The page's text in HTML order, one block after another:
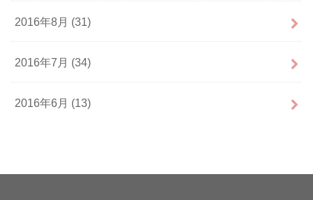
2016年8月 (31)
2016年7月 (34)
2016年6月 (13)